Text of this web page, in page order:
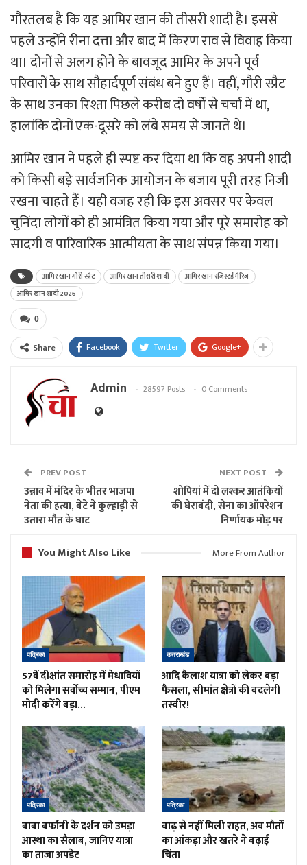
गौरतलब है कि यह आमिर खान की तीसरी शादी है। इससे
पहले उन्होंने रीना दत्ता और बाद में किरण राव से विवाह किया
था। दोनों से अलग होने के बावजूद आमिर के अपने पूर्व
परिवारों के साथ सौहार्दपूर्ण संबंध बने हुए हैं। वहीं, गौरी स्प्रैट
के साथ उनका रिश्ता पिछले करीब दो वर्षों से चर्चा में था,
हालांकि दोनों एक-दूसरे को लंबे समय से जानते थे।
आमिर खान ने पहले ही स्पष्ट कर दिया था कि वह अपनी शादी
को किसी बड़े सार्वजनिक आयोजन के बजाय पूरी तरह निजी
रखना चाहते हैं। यही वजह रही कि इस अवसर पर केवल
चुनिंदा लोगों को ही आमंत्रित किया गया और पूरे समारोह को
सादगी व पारिवारिक आत्मीयता के साथ संपन्न किया गया।
आमिर खान गौरी स्प्रैट आमिर खान तीसरी शादी
आमिर खान रजिस्टर्ड मैरिज
आमिर खान शादी 2026
0
Share Facebook Twitter Google+
Admin 28597 Posts 0 Comments
PREV POST
उन्नाव में मंदिर के भीतर भाजपा
नेता की हत्या, बेटे ने कुल्हाड़ी से
उतारा मौत के घाट
NEXT POST
शोपियां में दो लश्कर आतंकियों
की घेराबंदी, सेना का ऑपरेशन
निर्णायक मोड़ पर
You Might Also Like
More From Author
पत्रिका
57वें दीक्षांत समारोह में मेधावियों
को मिलेगा सर्वोच्च सम्मान, पीएम
मोदी करेंगे बड़ा…
उत्तराखंड
आदि कैलाश यात्रा को लेकर बड़ा
फैसला, सीमांत क्षेत्रों की बदलेगी
तस्वीर!
पत्रिका
बाबा बर्फानी के दर्शन को उमड़ा
आस्था का सैलाब, जानिए यात्रा
का ताजा अपडेट
पत्रिका
बाढ़ से नहीं मिली राहत, अब मौतों
का आंकड़ा और खतरे ने बढ़ाई
चिंता